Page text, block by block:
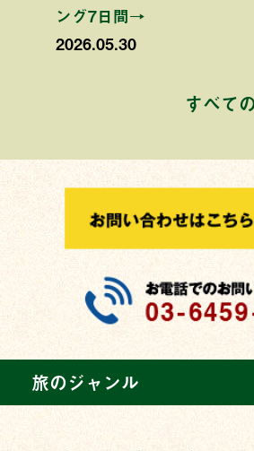
ング7日間→
2026.05.30
すべて
旅のジャンル